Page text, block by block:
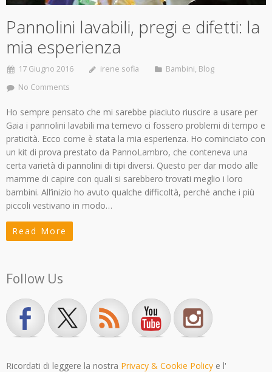
Pannolini lavabili, pregi e difetti: la
mia esperienza
17 Giugno 2016 irene sofia Bambini, Blog
No Comments
Ho sempre pensato che mi sarebbe piaciuto riuscire a usare per
Gaia i pannolini lavabili ma temevo ci fossero problemi di tempo e
praticità. Ecco come è stata la mia esperienza. Ho cominciato con
un kit di prova prestato da PannoLambro, che conteneva una
certa varietà di pannolini di tipi diversi. Questo per dar modo alle
mamme di capire con quali si sarebbero trovati meglio i loro
bambini. All’inizio ho avuto qualche difficoltà, perché anche i più
piccoli vestivano in modo…
Read More
Follow Us
Ricordati di leggere la nostra Privacy & Cookie Policy e l'